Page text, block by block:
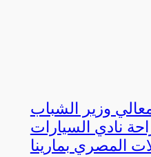
وزير الشباب
نادي السيارات
المصري بمارينا